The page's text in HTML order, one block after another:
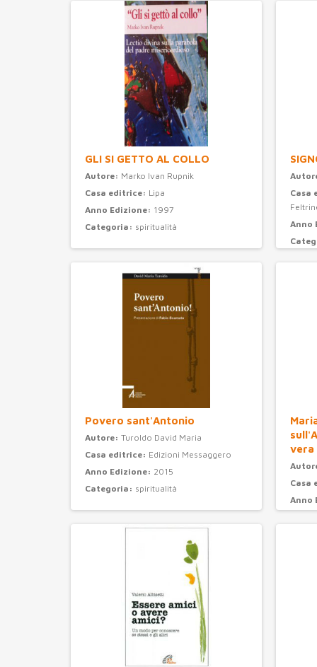
GLI SI GETTO AL COLLO
Autore: Marko Ivan Rupnik
Casa editrice: Lipa
Anno Edizione: 1997
Categoria: spiritualità
Casa
Anno
Povero sant'Antonio
Autore: Turoldo David Maria
Casa editrice: Edizioni Messaggero
Anno Edizione: 2015
Categoria: spiritualità
vera
Casa
Anno